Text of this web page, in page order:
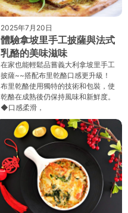
2025年7月20日
體驗拿坡里手工披薩與法式
乳酪的美味滋味
在家也能輕鬆品嘗義大利拿坡里手工
披薩~~搭配布里乾酪口感更升級！
布里乾酪使用獨特的技術和包裝，使
乾酪在成熟後仍保持風味和新鮮度。
◆口感柔滑，